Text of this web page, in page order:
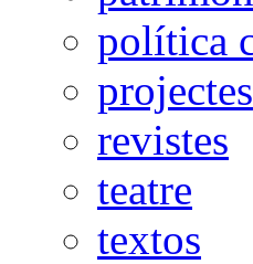
política
projectes
revistes
teatre
textos